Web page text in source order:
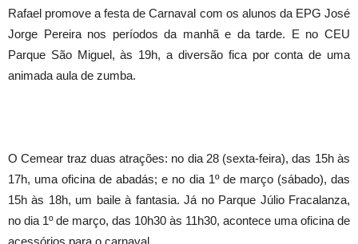
Rafael promove a festa de Carnaval com os alunos da EPG José
Jorge Pereira nos períodos da manhã e da tarde. E no CEU
Parque São Miguel, às 19h, a diversão fica por conta de uma
animada aula de zumba.
O Cemear traz duas atrações: no dia 28 (sexta-feira), das 15h às
17h, uma oficina de abadás; e no dia 1º de março (sábado), das
15h às 18h, um baile à fantasia. Já no Parque Júlio Fracalanza,
no dia 1º de março, das 10h30 às 11h30, acontece uma oficina de
acessórios para o carnaval.